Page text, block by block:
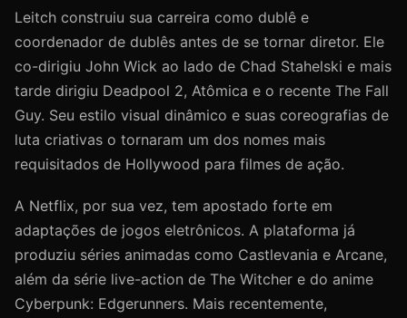
Leitch construiu sua carreira como dublê e
coordenador de dublês antes de se tornar diretor. Ele
co-dirigiu John Wick ao lado de Chad Stahelski e mais
tarde dirigiu Deadpool 2, Atômica e o recente The Fall
Guy. Seu estilo visual dinâmico e suas coreografias de
luta criativas o tornaram um dos nomes mais
requisitados de Hollywood para filmes de ação.
A Netflix, por sua vez, tem apostado forte em
adaptações de jogos eletrônicos. A plataforma já
produziu séries animadas como Castlevania e Arcane,
além da série live-action de The Witcher e do anime
Cyberpunk: Edgerunners. Mais recentemente,